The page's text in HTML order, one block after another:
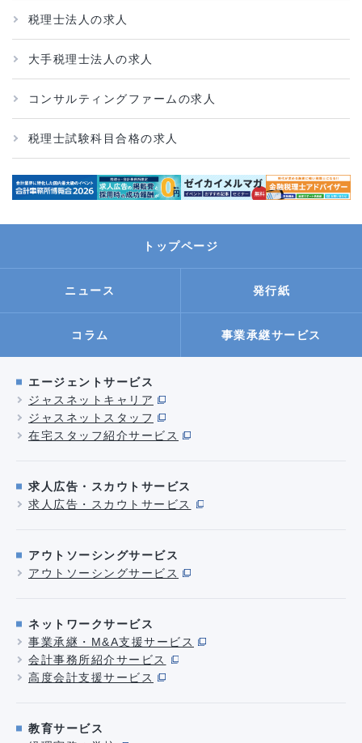
税理士法人の求人
大手税理士法人の求人
コンサルティングファームの求人
税理士試験科目合格の求人
トップページ
ニュース 発行紙
コラム 事業承継サービス
エージェントサービス
ジャスネットキャリア
ジャスネットスタッフ
在宅スタッフ紹介サービス
求人広告・スカウトサービス
求人広告・スカウトサービス
アウトソーシングサービス
アウトソーシングサービス
ネットワークサービス
事業承継・M&A支援サービス
会計事務所紹介サービス
高度会計支援サービス
教育サービス